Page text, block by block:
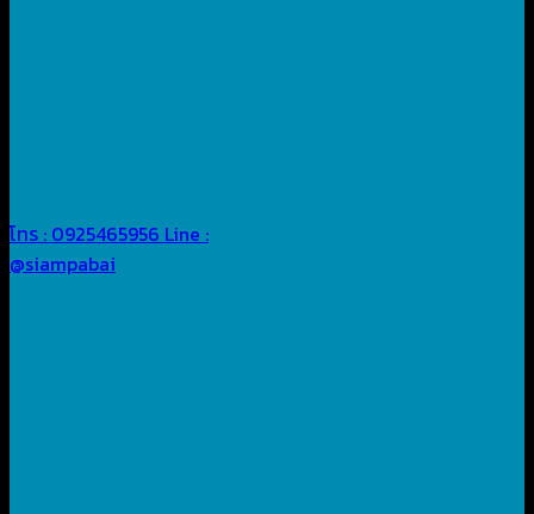
โทร : 0925465956 Line :
@siampabai